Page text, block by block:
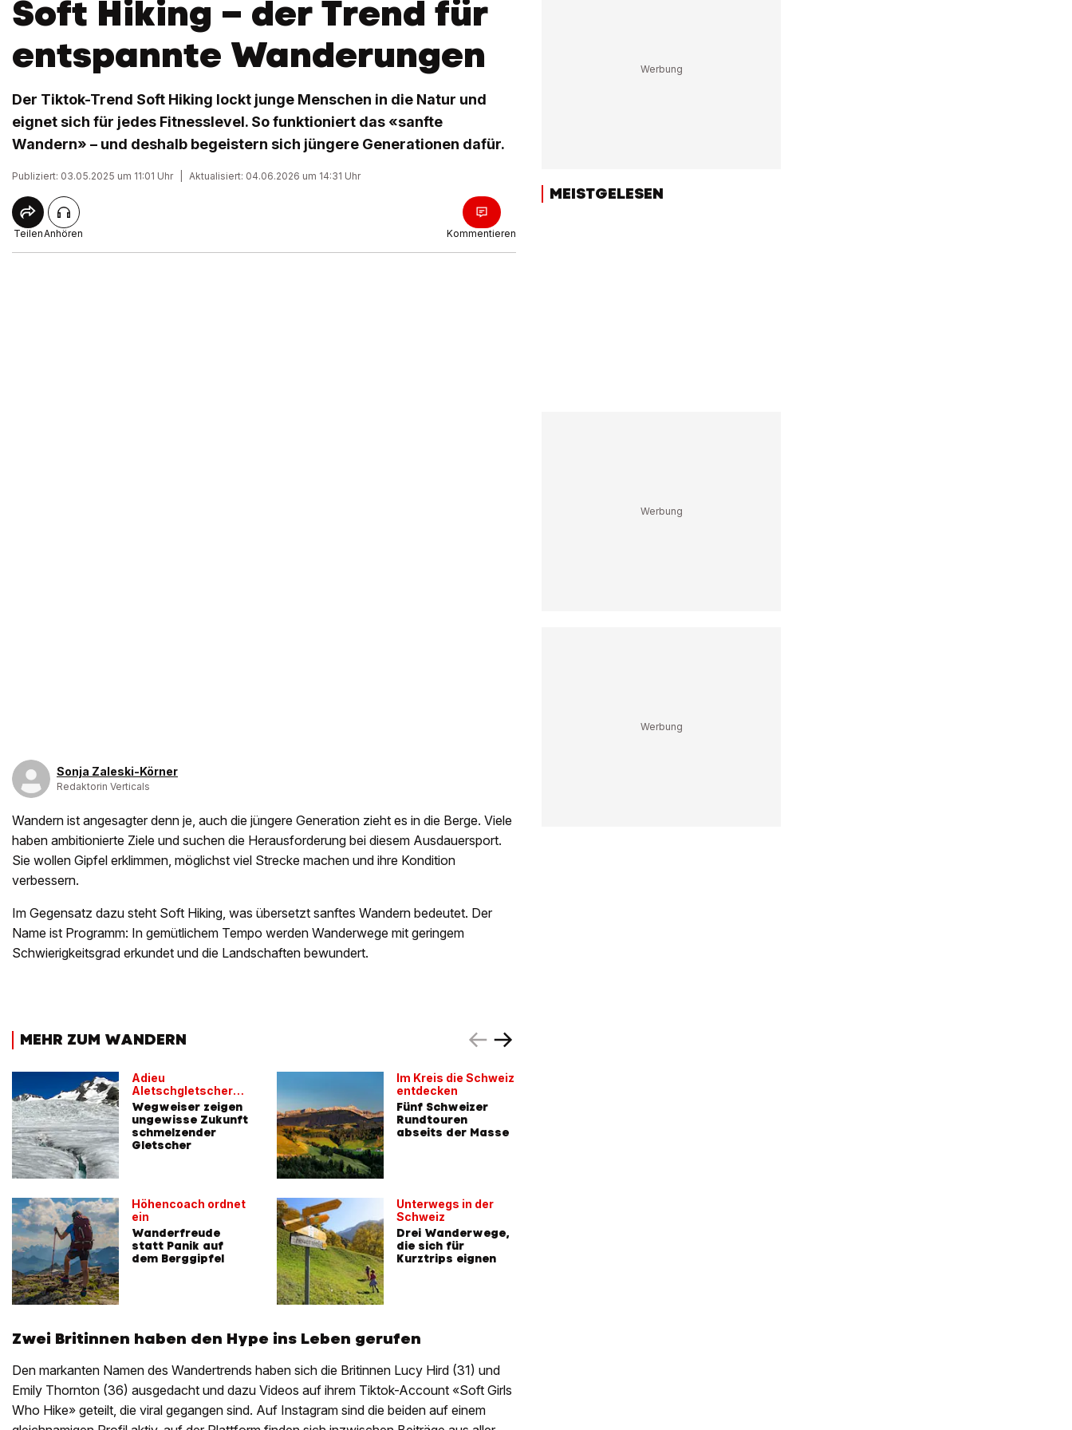
Soft Hiking – der Trend für
entspannte Wanderungen
Der Tiktok-Trend Soft Hiking lockt junge Menschen in die Natur und
eignet sich für jedes Fitnesslevel. So funktioniert das «sanfte
Wandern» – und deshalb begeistern sich jüngere Generationen dafür.
Publiziert: 03.05.2025 um 11:01 Uhr Aktualisiert: 04.06.2026 um 14:31 Uhr
TeilenAnhören Kommentieren
Sonja Zaleski-Körner
Redaktorin Verticals
Wandern ist angesagter denn je, auch die jüngere Generation zieht es in die Berge. Viele
haben ambitionierte Ziele und suchen die Herausforderung bei diesem Ausdauersport.
Sie wollen Gipfel erklimmen, möglichst viel Strecke machen und ihre Kondition
verbessern.
Im Gegensatz dazu steht Soft Hiking, was übersetzt sanftes Wandern bedeutet. Der
Name ist Programm: In gemütlichem Tempo werden Wanderwege mit geringem
Schwierigkeitsgrad erkundet und die Landschaften bewundert.
MEHR ZUM WANDERN
Adieu
Aletschgletscher
2100?
Wegweiser zeigen
ungewisse Zukunft
schmelzender
Gletscher
Höhencoach ordnet
ein
Wanderfreude
statt Panik auf
dem Berggipfel
Im Kreis die Schweiz
entdecken
Fünf Schweizer
Rundtouren
abseits der Masse
Unterwegs in der
Schweiz
Drei Wanderwege,
die sich für
Kurztrips eignen
Zwei Britinnen haben den Hype ins Leben gerufen
Den markanten Namen des Wandertrends haben sich die Britinnen Lucy Hird (31) und
Emily Thornton (36) ausgedacht und dazu Videos auf ihrem Tiktok-Account «Soft Girls
Who Hike» geteilt, die viral gegangen sind. Auf Instagram sind die beiden auf einem
MEISTGELESEN